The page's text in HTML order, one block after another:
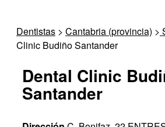
PARA CLÍNICAS DENTALES
CONTACTAR
Dentistas > Cantabria (provincia) >
Clinic Budiño Santander
Dental Clinic
Santander